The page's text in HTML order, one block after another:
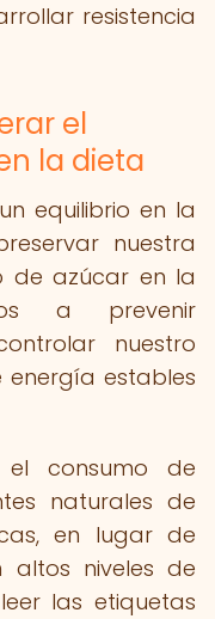
resistencia
el
la dieta
equilibrio en la
nuestra
de azúcar en la
a prevenir
nuestro
energía estables
consumo de
naturales de
en lugar de
altos niveles de
las etiquetas